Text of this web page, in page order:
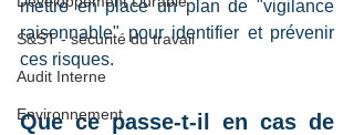
S&ST - sécurité du travail
Audit Interne
Environnement
mettre en place un plan de "vigilance
raisonnable" pour identifier et prévenir
ces risques.
Que ce passe-t-il en cas de